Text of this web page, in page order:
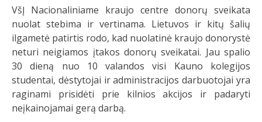
VšĮ Nacionaliniame kraujo centre donorų sveikata
nuolat stebima ir vertinama. Lietuvos ir kitų šalių
ilgametė patirtis rodo, kad nuolatinė kraujo donorystė
neturi neigiamos įtakos donorų sveikatai. Jau spalio
30 dieną nuo 10 valandos visi Kauno kolegijos
studentai, dėstytojai ir administracijos darbuotojai yra
raginami prisidėti prie kilnios akcijos ir padaryti
neįkainojamai gerą darbą.